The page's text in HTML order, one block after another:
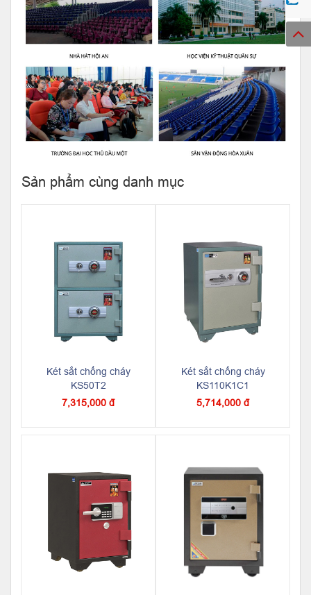
Sản phẩm cùng danh mục
Két sắt chống cháy
KS50T2
7,315,000 đ
Két sắt chống cháy
KS110K1C1
5,714,000 đ